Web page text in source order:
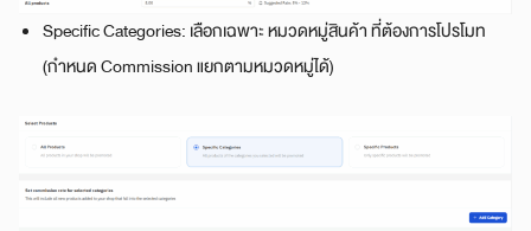
Specific Categories: เลือกเฉพาะ หมวดหมู่สินค้า ที่ต้องการโปรโมท
(กำหนด Commission แยกตามหมวดหมู่ได้)